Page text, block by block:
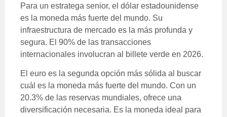
Para un estratega senior, el dólar estadounidense
es la moneda más fuerte del mundo. Su
infraestructura de mercado es la más profunda y
segura. El 90% de las transacciones
internacionales involucran al billete verde en 2026.
El euro es la segunda opción más sólida al buscar
cuál es la moneda más fuerte del mundo. Con un
20.3% de las reservas mundiales, ofrece una
diversificación necesaria. Es la moneda ideal para